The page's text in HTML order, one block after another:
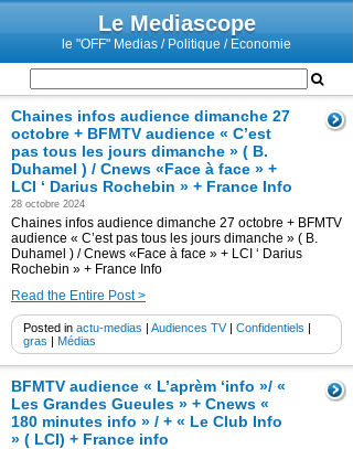
Le Mediascope
le "OFF" Medias / Politique / Economie
Chaines infos audience dimanche 27
octobre + BFMTV audience « C’est
pas tous les jours dimanche » ( B.
Duhamel ) / Cnews «Face à face » +
LCI ‘ Darius Rochebin » + France Info
28 octobre 2024
Chaines infos audience dimanche 27 octobre + BFMTV
audience « C’est pas tous les jours dimanche » ( B.
Duhamel ) / Cnews «Face à face » + LCI ‘ Darius
Rochebin » + France Info
Read the Entire Post >
Posted in actu-medias | Audiences TV| Confidentiels |
gras | Médias
BFMTV audience « L’aprèm ‘info »/ «
Les Grandes Gueules » + Cnews «
180 minutes info » / + « Le Club Info
» ( LCI) + France info